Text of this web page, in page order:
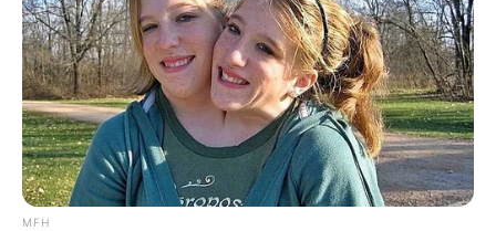
ΥΠΟΣΤΗΡΙΞΤΕ ΤΟΝ ΑΓΩΝΑ ΜΑΣ
Επισκεφτείτετο κανάλι μου στο youtubeαν
MFH